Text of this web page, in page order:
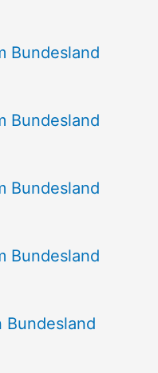
Bundesland
Bundesland
Bundesland
Bundesland
Bundesland